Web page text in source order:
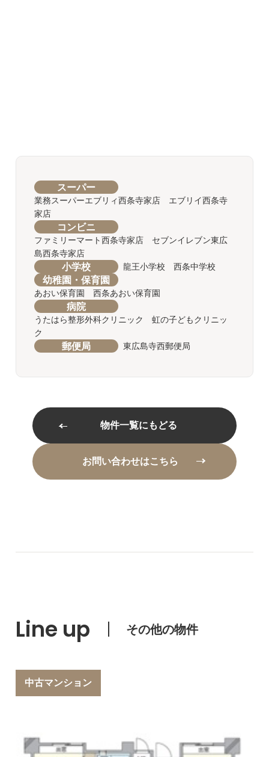
スーパー
業務スーパーエブリィ西条寺家店 エブリイ西条寺
家店
コンビニ
ファミリーマート西条寺家店 セブンイレブン東広
島西条寺家店
小学校 龍王小学校 西条中学校
幼稚園・保育園
あおい保育園 西条あおい保育園
病院
うたはら整形外科クリニック 虹の子どもクリニッ
ク
郵便局 東広島寺西郵便局
物件一覧にもどる
お問い合わせはこちら
Line up その他の物件
中古マンション